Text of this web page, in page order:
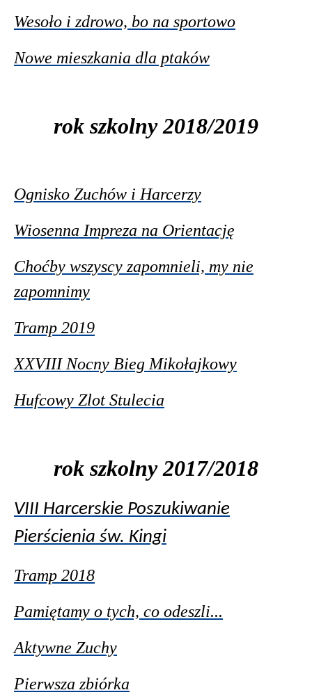
Wesoło i zdrowo, bo na sportowo
Nowe mieszkania dla ptaków
rok szkolny 2018/2019
Ognisko Zuchów i Harcerzy
Wiosenna Impreza na Orientację
Choćby wszyscy zapomnieli, my nie
zapomnimy
Tramp 2019
XXVIII Nocny Bieg Mikołajkowy
Hufcowy Zlot Stulecia
rok szkolny 2017/2018
VIII Harcerskie Poszukiwanie
Pierścienia św. Kingi
Tramp 2018
Pamiętamy o tych, co odeszli...
Aktywne Zuchy
Pierwsza zbiórka